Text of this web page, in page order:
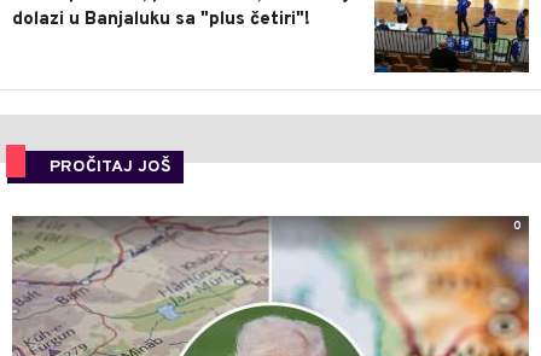
dolazi u Banjaluku sa "plus četiri"!
PROČITAJ JOŠ
0